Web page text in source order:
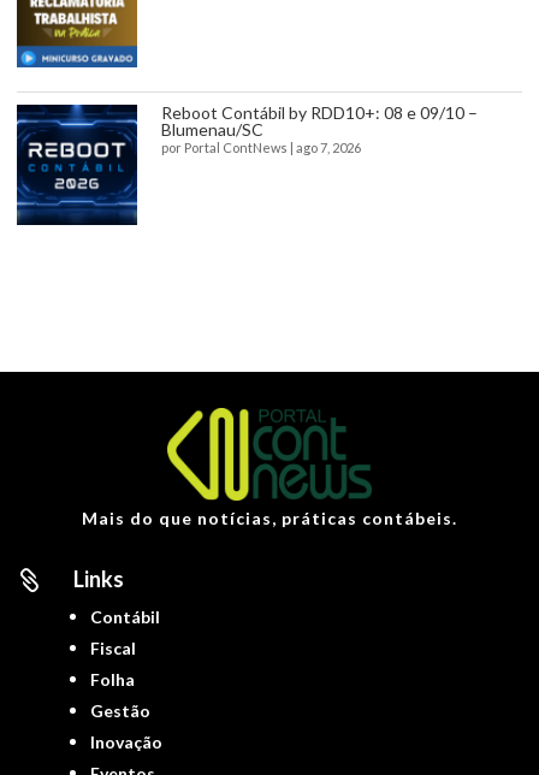
Reboot Contábil by RDD10+: 08 e 09/10 –
Blumenau/SC
por Portal ContNews ago 7, 2026
Mais do que notícias, práticas contábeis.
 Links
Contábil
Fiscal
Folha
Gestão
Inovação